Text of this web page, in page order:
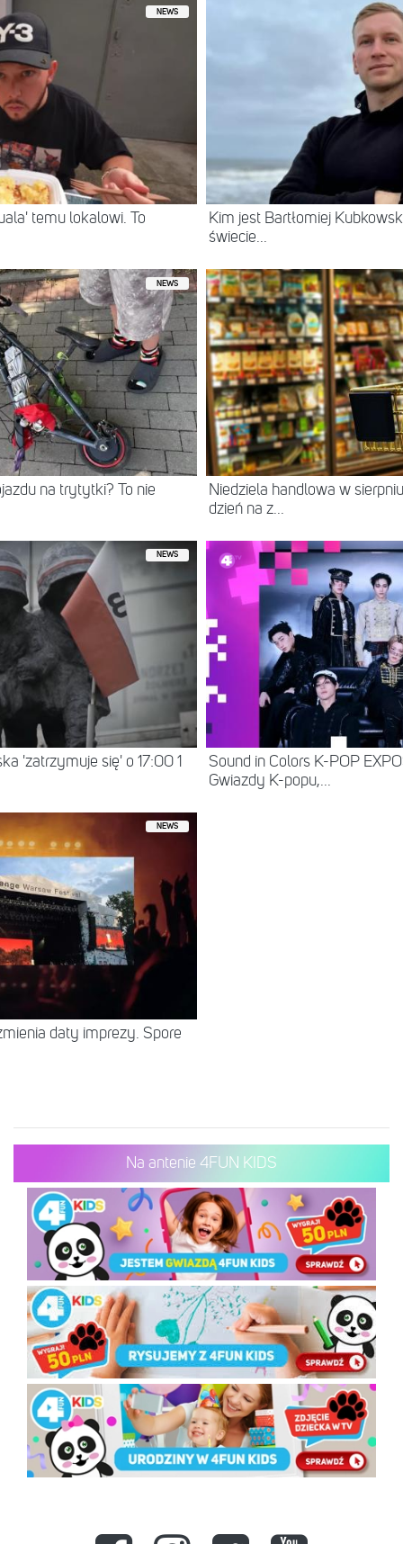
NEWS
temu lokalowi. To
Kim jest Bartłomiej
świecie...
NEWS
na trytytki? To nie
Niedziela handlowa w
dzień na z...
NEWS
'zatrzymuje się' o 17:00 1
Sound in Colors K-POP
Gwiazdy K-popu,...
NEWS
daty imprezy. Spore
Na antenie 4FUN KIDS